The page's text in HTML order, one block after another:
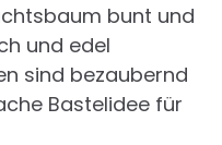
bunt und
und edel
sind bezaubernd
Bastelidee für